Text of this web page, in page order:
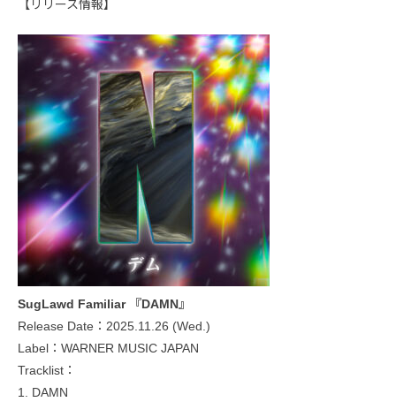
【リリース情報】
SugLawd Familiar 『DAMN』
Release Date：2025.11.26 (Wed.)
Label：WARNER MUSIC JAPAN
Tracklist：
1. DAMN